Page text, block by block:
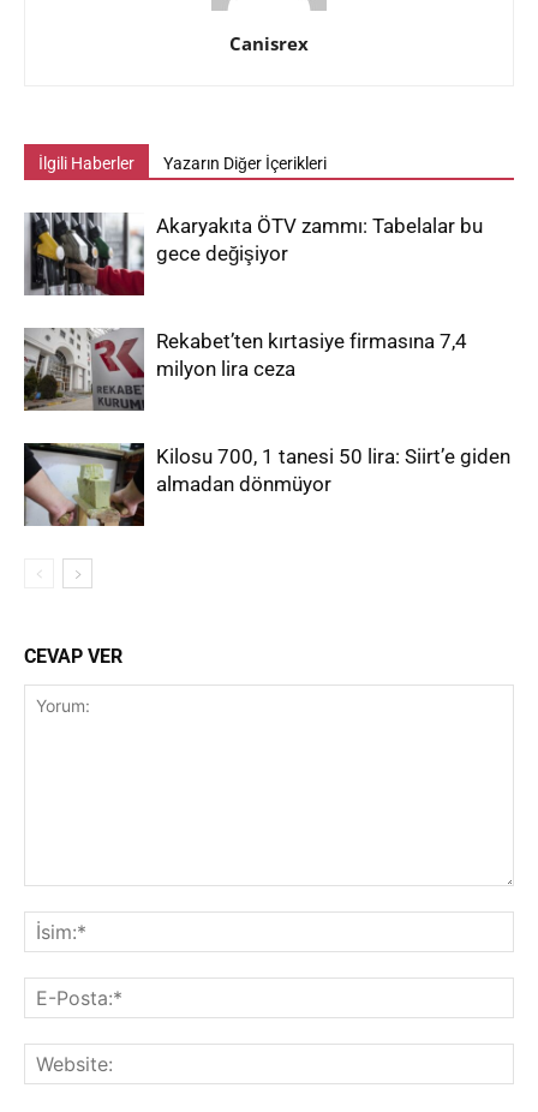
Canisrex
İlgili Haberler Yazarın Diğer İçerikleri
Akaryakıta ÖTV zammı: Tabelalar bu
gece değişiyor
Rekabet’ten kırtasiye firmasına 7,4
milyon lira ceza
Kilosu 700, 1 tanesi 50 lira: Siirt’e giden
almadan dönmüyor
CEVAP VER